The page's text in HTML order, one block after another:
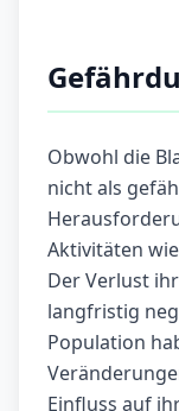
Obwohl die
nicht als
Aktivitäten
Der Verlust
langfristig
Population
Einfluss auf